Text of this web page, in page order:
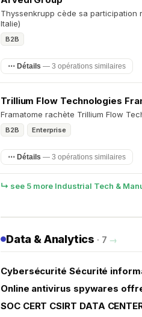
Thyssenkrupp cède sa participation
Italie)
B2B
⋯ Détails — 3 opérations similaires
Trillium Flow Technologies
Framatome rachète Trillium Flow
B2B Enterprise
⋯ Détails — 3 opérations similaires
↳ see 5 more Industrial Tech &
Data & Analytics · 7 →
Cybersécurité Sécurité
Online antivirus spywares
SOC CERT CSIRT DATA